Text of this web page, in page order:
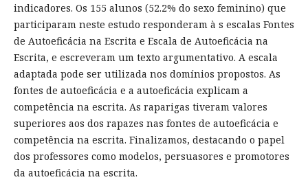
indicadores. Os 155 alunos (52.2% do sexo feminino) que
participaram neste estudo responderam à s escalas Fontes
de Autoeficácia na Escrita e Escala de Autoeficácia na
Escrita, e escreveram um texto argumentativo. A escala
adaptada pode ser utilizada nos domínios propostos. As
fontes de autoeficácia e a autoeficácia explicam a
competência na escrita. As raparigas tiveram valores
superiores aos dos rapazes nas fontes de autoeficácia e
competência na escrita. Finalizamos, destacando o papel
dos professores como modelos, persuasores e promotores
da autoeficácia na escrita.